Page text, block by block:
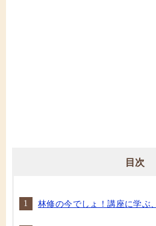
目次
林修の今でしょ！講座に学ぶ